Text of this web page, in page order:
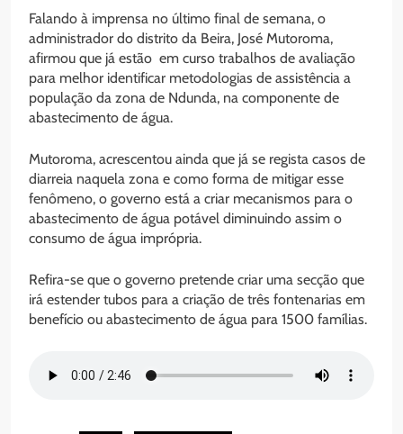
Falando à imprensa no último final de semana, o
administrador do distrito da Beira, José Mutoroma,
afirmou que já estão em curso trabalhos de avaliação
para melhor identificar metodologias de assistência a
população da zona de Ndunda, na componente de
abastecimento de água.
Mutoroma, acrescentou ainda que já se regista casos de
diarreia naquela zona e como forma de mitigar esse
fenômeno, o governo está a criar mecanismos para o
abastecimento de água potável diminuindo assim o
consumo de água imprópria.
Refira-se que o governo pretende criar uma secção que
irá estender tubos para a criação de três fontenarias em
benefício ou abastecimento de água para 1500 famílias.